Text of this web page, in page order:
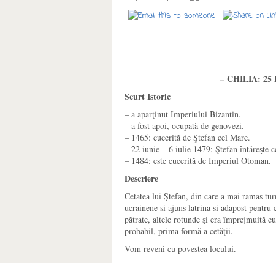
– CHILIA: 25
Scurt Istoric
– a aparţinut Imperiului Bizantin.
– a fost apoi, ocupată de genovezi.
– 1465: cucerită de Ştefan cel Mare.
– 22 iunie – 6 iulie 1479: Ştefan întăreşte
– 1484: este cucerită de Imperiul Otoman.
Descriere
Cetatea lui Ştefan, din care a mai ramas
ucrainene si ajuns latrina si adapost
pătrate, altele rotunde şi era împrejmuită
probabil, prima formă a cetăţii.
Vom reveni cu povestea locului.